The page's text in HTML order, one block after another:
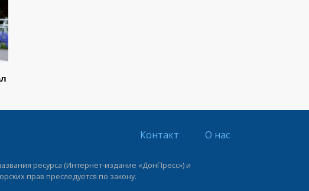
Контакт О нас
ресурса (Интернет-издание «ДонПресс») и
прав преследуется по закону.